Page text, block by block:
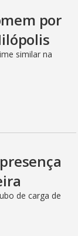
por
similar na
de carga de